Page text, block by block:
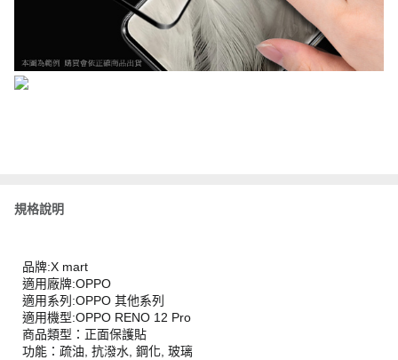
規格說明
品牌:X mart
適用廠牌:OPPO
適用系列:OPPO 其他系列
適用機型:OPPO RENO 12 Pro
商品類型：正面保護貼
功能：疏油, 抗潑水, 鋼化, 玻璃